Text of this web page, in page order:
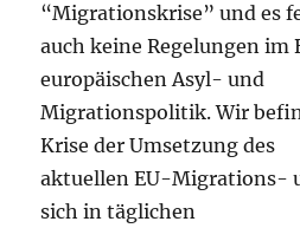
“Migrationskrise” und es
auch keine Regelungen im
europäischen Asyl- und
Migrationspolitik. Wir
Krise der Umsetzung des
aktuellen EU-Migrations-
sich in täglichen